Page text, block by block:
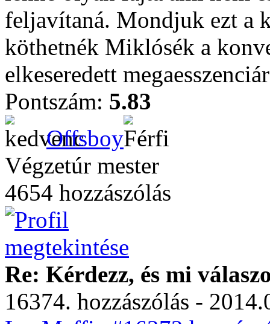
feljavítaná. Mondjuk ezt a
köthetnék Miklósék a
elkeseredett
Pontszám: 5.83
Offsboy
Végzetúr mester
4654 hozzászólás
Re: Kérdezz, és mi
16374. hozzászólás -